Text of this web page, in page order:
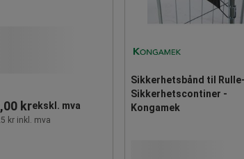
krekskl. mva
kr inkl. mva
Sikkerhetsbånd til
Sikkerhetscontiner -
Kongamek